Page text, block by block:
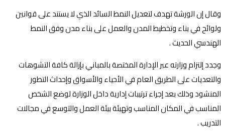
وقال إن الورشة تهدف لتعديل النمط السائد الذي لا يستند على قوانين
ولوائح في بناء وتخطيط المدن والعمل على بناء مدن وفق النمط
الهندسي الحديث .
وجدد إلتزام وزارته عبر الإدارة المختصة بالمباني بإزالة كافة التشوهات
والتعديات على الطريق العام في الأحياء والأسواق وإحداث التطور
المنشود وذلك بعد إجراء ترتيبات إدارية داخل الوزارة لوضع الشخص
المناسب في المكان المناسب وتهيئة بيئة العمل والتوسع في مجالات
التدريب .